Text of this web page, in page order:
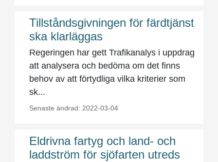
Tillståndsgivningen för färdtjänst
ska klarläggas
Regeringen har gett Trafikanalys i uppdrag
att analysera och bedöma om det finns
behov av att förtydliga vilka kriterier som
sk...
Senaste ändrad: 2022-03-04
Eldrivna fartyg och land- och
laddström för sjöfarten utreds